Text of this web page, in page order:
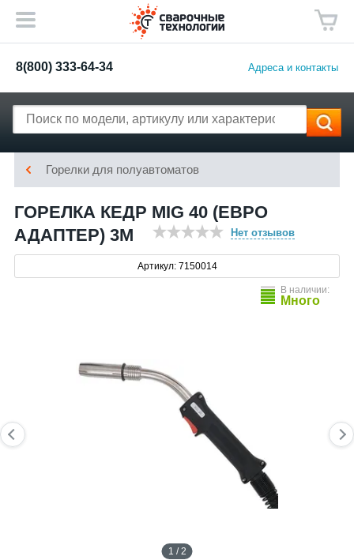
8(800) 333-64-34 Адреса и контакты
Горелки для полуавтоматов
ГОРЕЛКА КЕДР MIG 40 (ЕВРО
АДАПТЕР) 3М
Нет отзывов
Артикул: 7150014
В наличии:
Много
1 / 2